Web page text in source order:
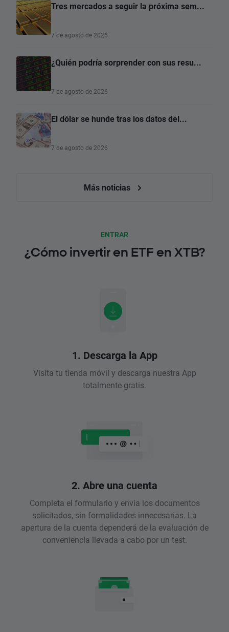
Tres mercados a seguir la próxima sem...
7 de agosto de 2026
¿Quién podría sorprender con sus resu...
7 de agosto de 2026
El dólar se hunde tras los datos del...
7 de agosto de 2026
Más noticias
ENTRAR
¿Cómo invertir en ETF en XTB?
1. Descarga la App
Visita tu tienda móvil y descarga nuestra App
totalmente gratis.
2. Abre una cuenta
Completa el formulario y envía los documentos
solicitados, sin formalidades innecesarias. La
apertura de la cuenta dependerá de la evaluación de
conveniencia llevada a cabo por un test.